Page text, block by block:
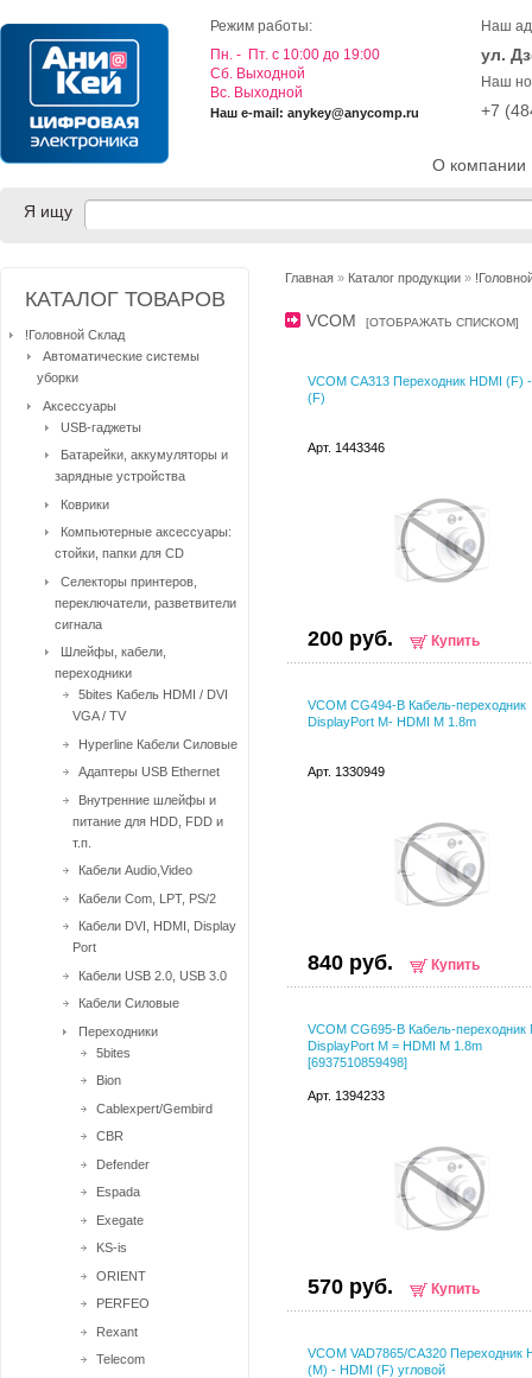
О компании
Режим работы:
Пн. - Пт. с 10:00 до 19:00
Cб. Выходной
Вс. Выходной
Наш e-mail: anykey@anycomp.ru
Наш
ул.
Наш
+7
Я ищу
Главная » Каталог продукции »
VCOM [ОТОБРАЖАТЬ СПИСКОМ]
VCOM CA313 Переходник HDMI (F)
(F)
Арт. 1443346
200 руб. Купить
VCOM CG494-B Кабель-переходник
DisplayPort M- HDMI M 1.8m
Арт. 1330949
840 руб. Купить
VCOM CG695-B Кабель-переходник
DisplayPort M = HDMI M 1.8m
[6937510859498]
Арт. 1394233
570 руб. Купить
VCOM VAD7865/CA320 Переходник
(M) - HDMI (F) угловой
КАТАЛОГ ТОВАРОВ
!Головной Склад
Автоматические системы
уборки
Аксессуары
USB-гаджеты
Батарейки, аккумуляторы и
зарядные устройства
Коврики
Компьютерные аксессуары:
стойки, папки для CD
Селекторы принтеров,
переключатели, разветвители
сигнала
Шлейфы, кабели,
переходники
5bites Кабель HDMI / DVI
VGA / TV
Hyperline Кабели Силовые
Адаптеры USB Ethernet
Внутренние шлейфы и
питание для HDD, FDD и
т.п.
Кабели Audio,Video
Кабели Com, LPT, PS/2
Кабели DVI, HDMI, Display
Port
Кабели USB 2.0, USB 3.0
Кабели Силовые
Переходники
5bites
Bion
Cablexpert/Gembird
CBR
Defender
Espada
Exegate
KS-is
ORIENT
PERFEO
Rexant
Telecom